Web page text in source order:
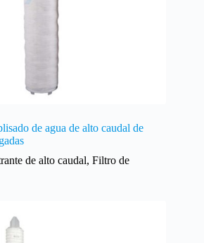
de agua de alto caudal de
de alto caudal, Filtro de